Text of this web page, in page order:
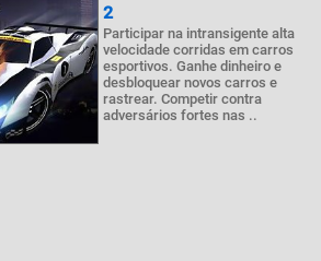
2
Participar na intransigente alta
velocidade corridas em carros
esportivos. Ganhe dinheiro e
desbloquear novos carros e
rastrear. Competir contra
adversários fortes nas ..